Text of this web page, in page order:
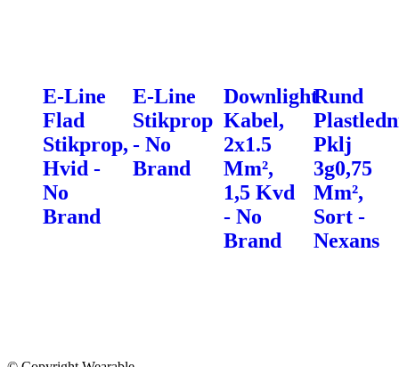
E-Line
Flad
Stikprop,
Hvid -
No
Brand
E-Line
Stikprop
- No
Brand
Downlight
Kabel,
2x1.5
Mm²,
1,5 Kvd
- No
Brand
Rund
Pklj
3g0,75
Mm²,
Sort -
Nexans